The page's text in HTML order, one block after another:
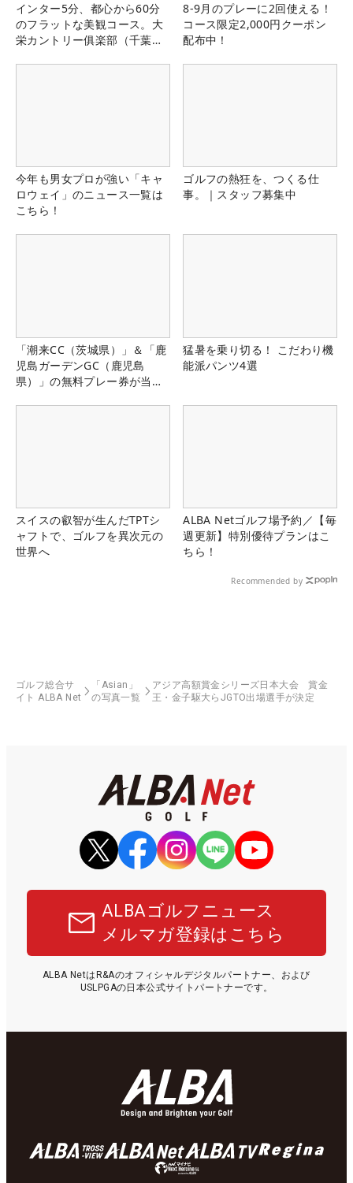
インター5分、都心から60分
のフラットな美観コース。大
栄カントリー俱楽部（千葉
8-9月のプレーに2回使える！
コース限定2,000円クーポン
配布中！
今年も男女プロが強い「キャ
ロウェイ」のニュース一覧は
こちら！
ゴルフの熱狂を、つくる仕
事。｜スタッフ募集中
「潮来CC（茨城県）」＆「鹿
児島ガーデンGC（鹿児島
県）」の無料プレー券が当た
猛暑を乗り切る！ こだわり機
能派パンツ4選
スイスの叡智が生んだTPTシ
ャフトで、ゴルフを異次元の
世界へ
ALBA Netゴルフ場予約／【毎
週更新】特別優待プランはこ
ちら！
Recommended by
ゴルフ総合サ
イト ALBA Net
「Asian」
の写真一覧
アジア高額賞金シリーズ日本大会 賞金
王・金子駆大らJGTO出場選手が決定
ALBAゴルフニュース
メルマガ登録はこちら
ALBA NetはR&Aのオフィシャルデジタルパートナー、および
USLPGAの日本公式サイトパートナーです。